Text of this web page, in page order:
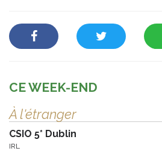
CE WEEK-END
À l'étranger
CSIO 5* Dublin
IRL